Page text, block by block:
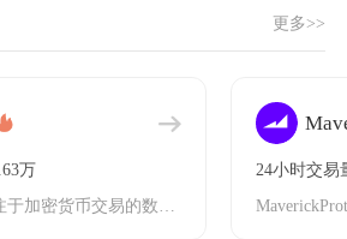
更多>>
万
Bitcointry是一家专注于加密货币交易的数字资产平台，成立于2018年，总部位于新加
24小时交易